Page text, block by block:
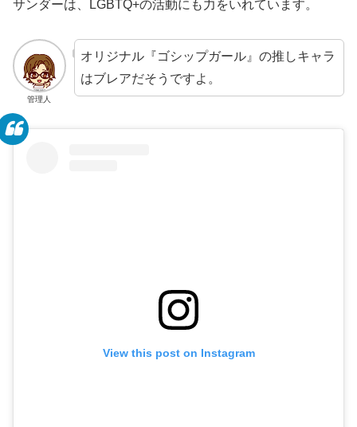
サンダーは、LGBTQ+の活動にも力をいれています。
管理人
オリジナル『ゴシップガール』の推しキャラ
はブレアだそうですよ。
View this post on Instagram